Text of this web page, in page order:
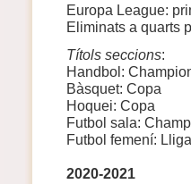
Europa League:
Eliminats a quarts
Títols seccions:
Handbol:
Bàsquet: Copa
Hoquei: Copa
Futbol sala:
Futbol femení:
2020-2021